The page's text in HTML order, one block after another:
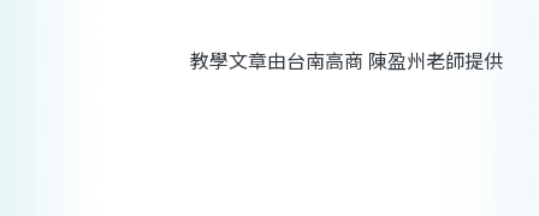
教學文章由台南高商 陳盈州老師提供